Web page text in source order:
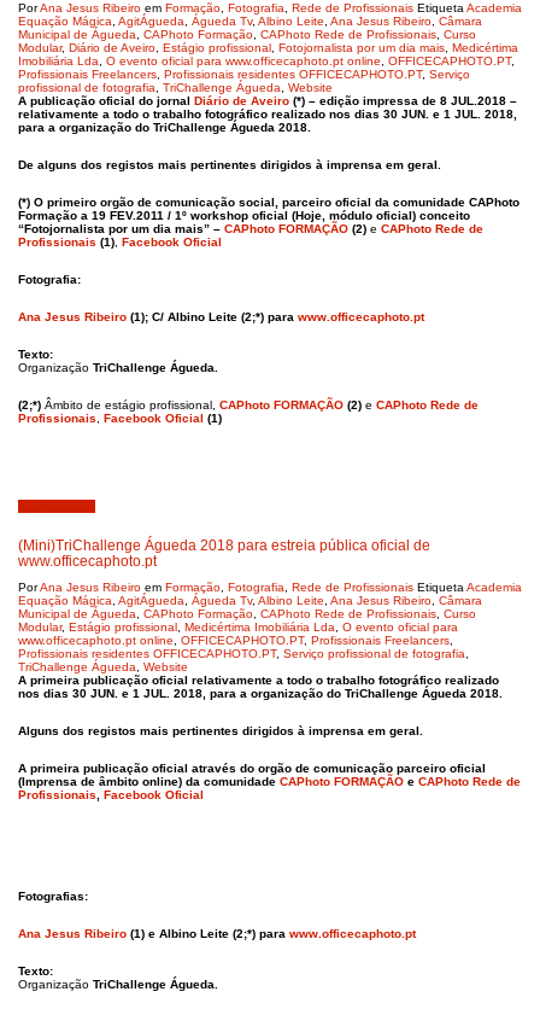
PorAna Jesus Ribeiro em Formação Fotografia Rede de Profissionais Etiqueta Academia
Equação Mágica AgitÁgueda Águeda Tv, Albino Leite Ana Jesus Ribeiro Câmara
Municipal de Águeda
CAPhoto Formação CAPhoto Rede de Profissionais Curso
Modular, Diário de Aveiro Estágio profissional Fotojornalista por um dia mais Medicértima
Imobiliária Lda
O evento oficial para www.officecaphoto.pt online OFFICECAPHOTO.PT,
Profissionais Freelancers Profissionais residentes OFFICECAPHOTO.PT, Serviço
profissional de fotografia
TriChallenge Águeda
Website
A publicação oficial do jornal Diário de Aveiro (*) – edição impressa de 8 JUL.2018 –
relativamente a todo o trabalho fotográfico realizado nos dias 30 JUN. e 1 JUL. 2018,
para a organização do TriChallenge Águeda 2018.
De alguns dos registos mais pertinentes dirigidos à imprensa em geral.
(*) O primeiro orgão de comunicação social, parceiro oficial da comunidade CAPhoto
Formação a 19 FEV.2011 / 1º workshop oficial (Hoje, módulo oficial) conceito
“Fotojornalista por um dia mais” – CAPhoto FORMAÇÃO (2) e CAPhoto Rede de
Profissionais (1) Facebook Oficial
Fotografia:
Ana Jesus Ribeiro (1); C/ Albino Leite (2;*) para www.officecaphoto.pt
Texto:
Organização TriChallenge Águeda.
(2;*) Âmbito de estágio profissional, CAPhoto FORMAÇÃO (2) e CAPhoto Rede de
Profissionais
Facebook Oficial (1)
(Mini)TriChallenge Águeda 2018 para estreia pública oficial de
www.officecaphoto.pt
PorAna Jesus Ribeiro em Formação Fotografia Rede de Profissionais Etiqueta Academia
Equação Mágica AgitÁgueda Águeda Tv, Albino Leite Ana Jesus Ribeiro Câmara
Municipal de Águeda
CAPhoto Formação CAPhoto Rede de Profissionais Curso
Modular, Estágio profissional Medicértima Imobiliária Lda
O evento oficial para
www.officecaphoto.pt online
OFFICECAPHOTO.PT, Profissionais Freelancers
Profissionais residentes OFFICECAPHOTO.PT, Serviço profissional de fotografia
TriChallenge Águeda
Website
A primeira publicação oficial relativamente a todo o trabalho fotográfico realizado
nos dias 30 JUN. e 1 JUL. 2018, para a organização do TriChallenge Águeda 2018.
Alguns dos registos mais pertinentes dirigidos à imprensa em geral.
A primeira publicação oficial através do orgão de comunicação parceiro oficial
(Imprensa de âmbito online) da comunidade CAPhoto FORMAÇÃO e CAPhoto Rede de
Profissionais
Facebook Oficial
Fotografias:
Ana Jesus Ribeiro (1) e Albino Leite (2;*) para www.officecaphoto.pt
Texto:
Organização TriChallenge Águeda.